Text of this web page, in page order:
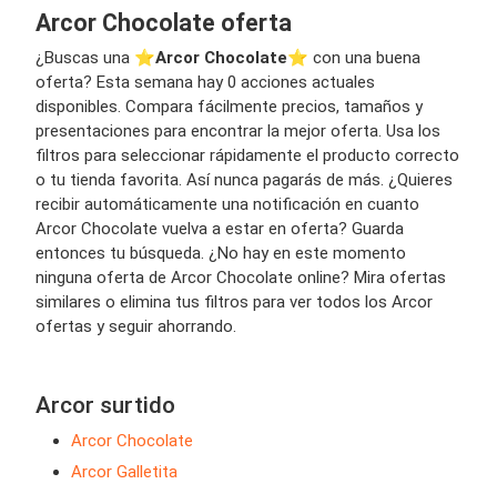
Arcor Chocolate oferta
¿Buscas una ⭐️Arcor Chocolate⭐️ con una buena
oferta? Esta semana hay 0 acciones actuales
disponibles. Compara fácilmente precios, tamaños y
presentaciones para encontrar la mejor oferta. Usa los
filtros para seleccionar rápidamente el producto correcto
o tu tienda favorita. Así nunca pagarás de más. ¿Quieres
recibir automáticamente una notificación en cuanto
Arcor Chocolate vuelva a estar en oferta? Guarda
entonces tu búsqueda. ¿No hay en este momento
ninguna oferta de Arcor Chocolate online? Mira ofertas
similares o elimina tus filtros para ver todos los Arcor
ofertas y seguir ahorrando.
Arcor surtido
Arcor Chocolate
Arcor Galletita